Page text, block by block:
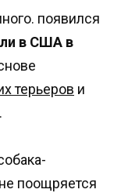
появился
в США в
терьеров и
поощряется